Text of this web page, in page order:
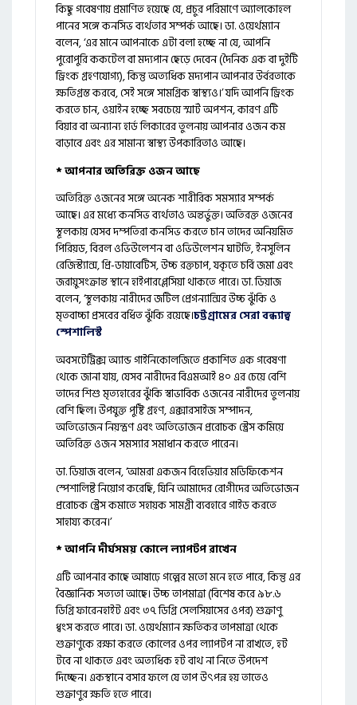
কিছু গবেষণায় প্রমাণিত হয়েছে যে, প্রচুর পরিমাণে অ্যালকোহল
পানের সঙ্গে কনসিভ ব্যর্থতার সম্পর্ক আছে। ডা. ওয়ের্থম্যান
বলেন, ‘এর মানে আপনাকে এটা বলা হচ্ছে না যে, আপনি
পুরোপুরি ককটেল বা মদ্যপান ছেড়ে দেবেন (দৈনিক এক বা দুইটি
ড্রিংক গ্রহণযোগ্য), কিন্তু অত্যধিক মদ্যপান আপনার উর্বরতাকে
ক্ষতিগ্রস্ত করবে, সেই সঙ্গে সামগ্রিক স্বাস্থ্যও।’ যদি আপনি ড্রিংক
করতে চান, ওয়াইন হচ্ছে সবচেয়ে স্মার্ট অপশন, কারণ এটি
বিয়ার বা অন্যান্য হার্ড লিকারের তুলনায় আপনার ওজন কম
বাড়াবে এবং এর সামান্য স্বাস্থ্য উপকারিতাও আছে।
* আপনার অতিরিক্ত ওজন আছে
অতিরিক্ত ওজনের সঙ্গে অনেক শারীরিক সমস্যার সম্পর্ক
আছে। এর মধ্যে কনসিভ ব্যর্থতাও অন্তর্ভুক্ত। অতিরক্ত ওজনের
স্থূলকায় যেসব দম্পতিরা কনসিভ করতে চান তাদের অনিয়মিত
পিরিয়ড, বিরল ওভিউলেশন বা ওভিউলেশন ঘাটতি, ইনসুলিন
রেজিস্ট্যান্স, প্রি-ডায়াবেটিস, উচ্চ রক্তচাপ, যকৃতে চর্বি জমা এবং
জরায়ুসংক্রান্ত স্থানে হাইপারপ্লেসিয়া থাকতে পারে। ডা. ডিয়াজ
বলেন, ‘স্থূলকায় নারীদের জটিল প্রেগন্যান্সির উচ্চ ঝুঁকি ও
মৃতবাচ্চা প্রসবের বর্ধিত ঝুঁকি রয়েছে।চট্টগ্রামের সেরা বন্ধ্যাত্ব
স্পেশালিস্ট
অবসটেট্রিক্স অ্যান্ড গাইনিকোলজিতে প্রকাশিত এক গবেষণা
থেকে জানা যায়, যেসব নারীদের বিএমআই ৪০ এর চেয়ে বেশি
তাদের শিশু মৃত্যহারের ঝুঁকি স্বাভাবিক ওজনের নারীদের তুলনায়
বেশি ছিল। উপযুক্ত পুষ্টি গ্রহণ, এক্সারসাইজ সম্পাদন,
অতিভোজন নিয়ন্ত্রণ এবং অতিভোজন প্ররোচক স্ট্রেস কমিয়ে
অতিরিক্ত ওজন সমস্যার সমাধান করতে পারেন।
ডা. ডিয়াজ বলেন, ‘আমরা একজন বিহেভিয়ার মডিফিকেশন
স্পেশালিষ্ট নিয়োগ করেছি, যিনি আমাদের রোগীদের অতিভোজন
প্ররোচক স্ট্রেস কমাতে সহায়ক সামগ্রী ব্যবহারে গাইড করতে
সাহায্য করেন।’
* আপনি দীর্ঘসময় কোলে ল্যাপটপ রাখেন
এটি আপনার কাছে আষাঢ়ে গল্পের মতো মনে হতে পারে, কিন্তু এর
বৈজ্ঞানিক সত্যতা আছে। উচ্চ তাপমাত্রা (বিশেষ করে ৯৮.৬
ডিগ্রি ফারেনহাইট এবং ৩৭ ডিগ্রি সেলসিয়াসের ওপর) শুক্রাণু
ধ্বংস করতে পারে। ডা. ওয়ের্থম্যান ক্ষতিকর তাপমাত্রা থেকে
শুক্রাণুকে রক্ষা করতে কোলের ওপর ল্যাপটপ না রাখতে, হট
টবে না থাকতে এবং অত্যধিক হট বাথ না নিতে উপদেশ
দিচ্ছেন। একস্থানে বসার ফলে যে তাপ উৎপন্ন হয় তাতেও
শুক্রাণুর ক্ষতি হতে পারে।